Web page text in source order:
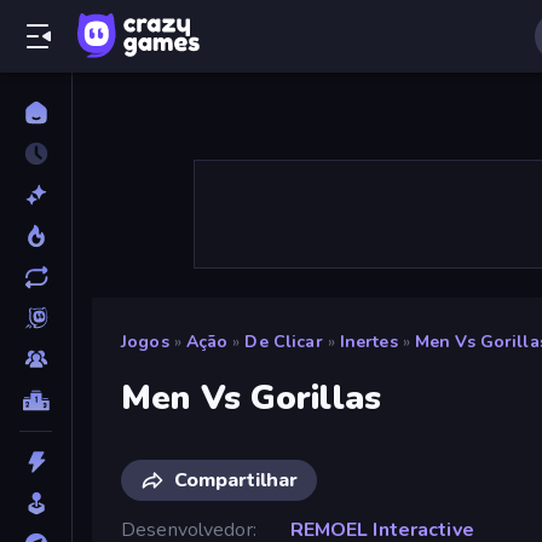
Jogos » Ação » De Clicar » Inertes » Men Vs
Men Vs Gorillas
Compartilhar
Desenvolvedor
REMOEL Interactive